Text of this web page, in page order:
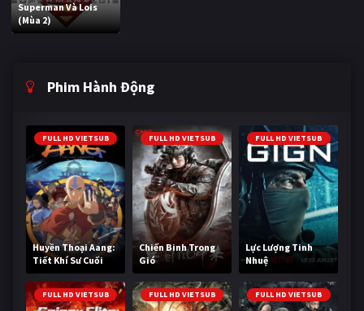
Superman Và Lois
(Mùa 2)
Phim Hành Động
FULL HD VIETSUB
Huyền Thoại Aang:
Tiết Khí Sư Cuối
Cùng
FULL HD VIETSUB
Chiến Binh Trong
Gió
FULL HD VIETSUB
Lực Lượng Tinh
Nhuệ
FULL HD VIETSUB FULL HD VIETSUB FULL HD VIETSUB